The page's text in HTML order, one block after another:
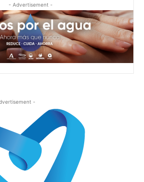
- Advertisement -
-